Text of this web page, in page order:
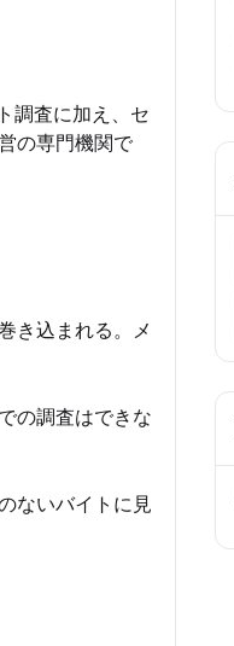
調査に加え、セ
の専門機関で
き込まれる。メ
の調査はできな
ないバイトに見